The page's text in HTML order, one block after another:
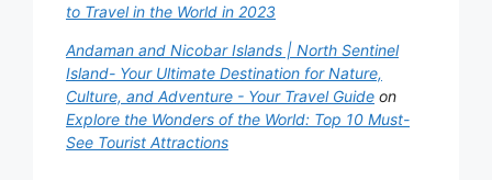
to Travel in the World in 2023
Andaman and Nicobar Islands | North Sentinel
Island- Your Ultimate Destination for Nature,
Culture, and Adventure - Your Travel Guide on
Explore the Wonders of the World: Top 10 Must-
See Tourist Attractions